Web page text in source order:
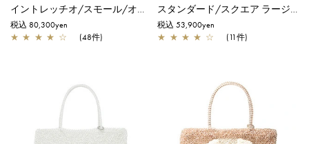
イントレッチオ/スモール/オーロラホワイト×エナメルホワイト
税込 80,300yen
★ ★ ★ ★ ☆ (48件)
スタンダード/スクエア ラージ/マットホワイト
税込 53,900yen
★ ★ ★ ★ ☆ (11件)